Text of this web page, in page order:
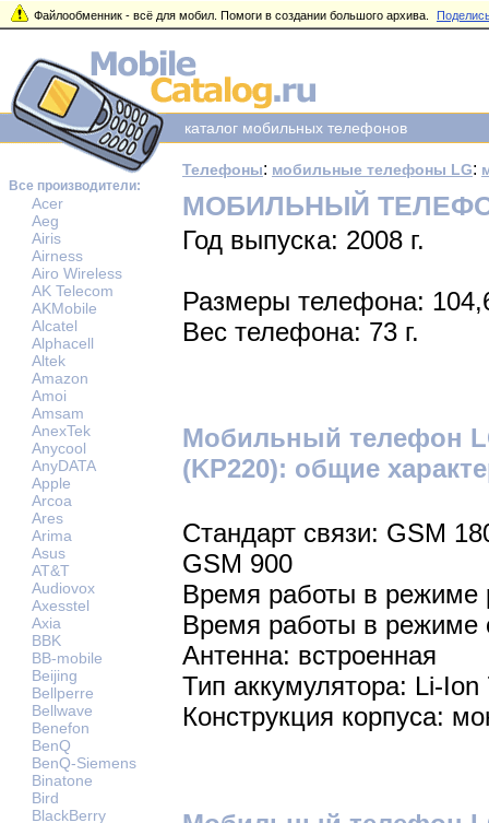
Файлообменник - всё для мобил. Помоги в создании большого архива.
Все производители:
Acer
Aeg
Airis
Airness
Airo Wireless
AK Telecom
AKMobile
Alcatel
Alphacell
Altek
Amazon
Amoi
Amsam
AnexTek
Anycool
AnyDATA
Apple
Arcoa
Ares
Arima
Asus
AT&T
Audiovox
Axesstel
Axia
BBK
BB-mobile
Beijing
Bellperre
Bellwave
Benefon
BenQ
BenQ-Siemens
Binatone
Bird
BlackBerry
каталог мобильных телефонов
Телефоны: мобильные телефоны LG:
МОБИЛЬНЫЙ ТЕЛЕФОН
Год выпуска: 2008 г.
Размеры телефона:
Вес телефона: 73 г.
Мобильный телефон
(KP220): общие
Стандарт связи: GSM
GSM 900
Время работы в режиме
Время работы в режиме
Антенна: встроенная
Тип аккумулятора: Li-
Конструкция корпуса: